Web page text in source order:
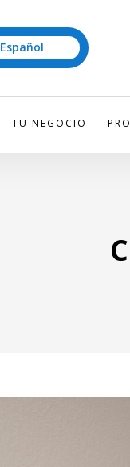
Español
TU NEGOCIO